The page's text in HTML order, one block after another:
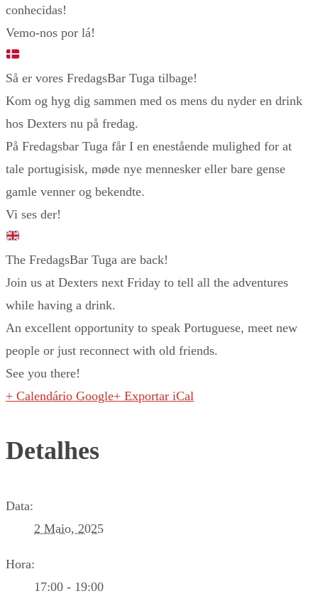
conhecidas!
Vemo-nos por lá!
Så er vores FredagsBar Tuga tilbage!
Kom og hyg dig sammen med os mens du nyder en drink
hos Dexters nu på fredag.
På Fredagsbar Tuga får I en enestående mulighed for at
tale portugisisk, møde nye mennesker eller bare gense
gamle venner og bekendte.
Vi ses der!
The FredagsBar Tuga are back!
Join us at Dexters next Friday to tell all the adventures
while having a drink.
An excellent opportunity to speak Portuguese, meet new
people or just reconnect with old friends.
See you there!
+ Calendário Google+ Exportar iCal
Detalhes
Data:
2 Maio, 2025
Hora:
17:00 - 19:00